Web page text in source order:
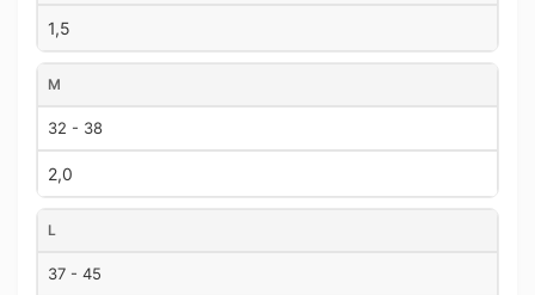
1,5
M
32 - 38
2,0
L
37 - 45